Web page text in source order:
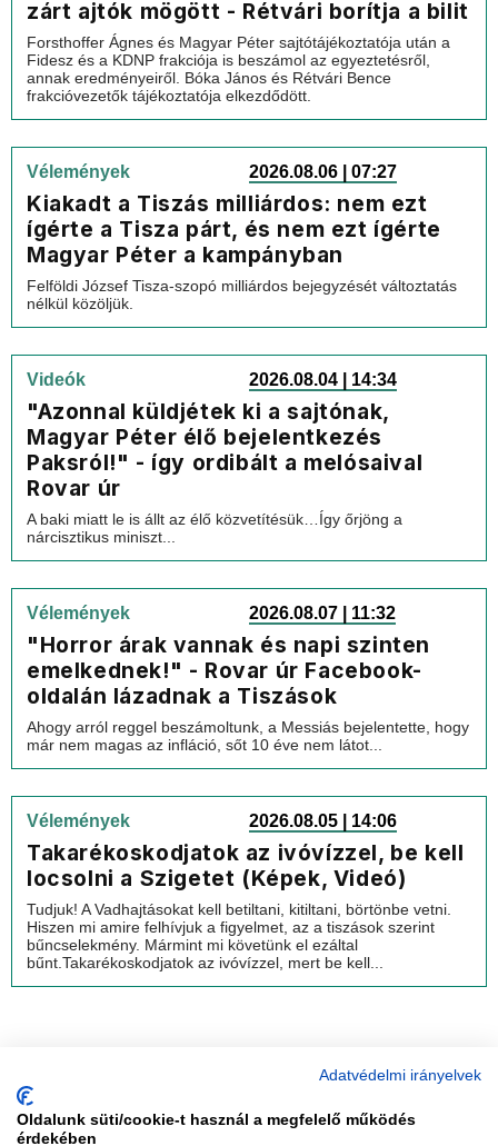
zárt ajtók mögött - Rétvári borítja a bilit
Forsthoffer Ágnes és Magyar Péter sajtótájékoztatója után a
Fidesz és a KDNP frakciója is beszámol az egyeztetésről,
annak eredményeiről. Bóka János és Rétvári Bence
frakcióvezetők tájékoztatója elkezdődött.
Vélemények 2026.08.06 | 07:27
Kiakadt a Tiszás milliárdos: nem ezt
ígérte a Tisza párt, és nem ezt ígérte
Magyar Péter a kampányban
Felföldi József Tisza-szopó milliárdos bejegyzését változtatás
nélkül közöljük.
Videók 2026.08.04 | 14:34
"Azonnal küldjétek ki a sajtónak,
Magyar Péter élő bejelentkezés
Paksról!" - így ordibált a melósaival
Rovar úr
A baki miatt le is állt az élő közvetítésük…Így őrjöng a
nárcisztikus miniszt...
Vélemények 2026.08.07 | 11:32
"Horror árak vannak és napi szinten
emelkednek!" - Rovar úr Facebook-
oldalán lázadnak a Tiszások
Ahogy arról reggel beszámoltunk, a Messiás bejelentette, hogy
már nem magas az infláció, sőt 10 éve nem látot...
Vélemények 2026.08.05 | 14:06
Takarékoskodjatok az ivóvízzel, be kell
locsolni a Szigetet (Képek, Videó)
Tudjuk! A Vadhajtásokat kell betiltani, kitiltani, börtönbe vetni.
Hiszen mi amire felhívjuk a figyelmet, az a tiszások szerint
bűncselekmény. Mármint mi követünk el ezáltal
bűnt.Takarékoskodjatok az ivóvízzel, mert be kell...
Adatvédelmi irányelvek
Oldalunk süti/cookie-t használ a megfelelő működés
érdekében